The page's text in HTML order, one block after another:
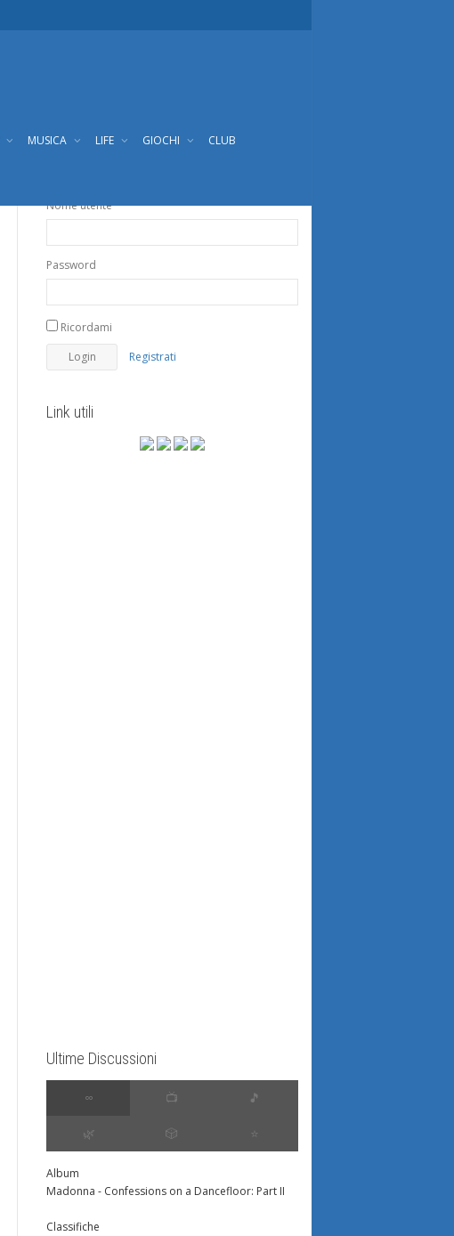
MUSICA LIFE GIOCHI CLUB
Nome utente
Password
Ricordami
Registrati
Link utili
Ultime Discussioni
∞ 📺 🎵
🌿 🎲 ⭐️
Album
Madonna - Confessions on a Dancefloor: Part II
Classifiche